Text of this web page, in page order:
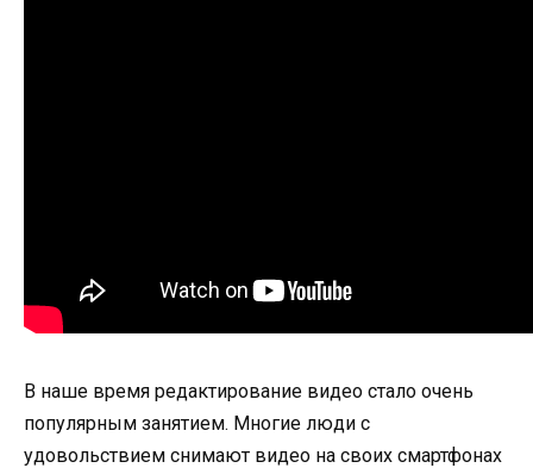
В наше время редактирование видео стало очень
популярным занятием. Многие люди с
удовольствием снимают видео на своих смартфонах